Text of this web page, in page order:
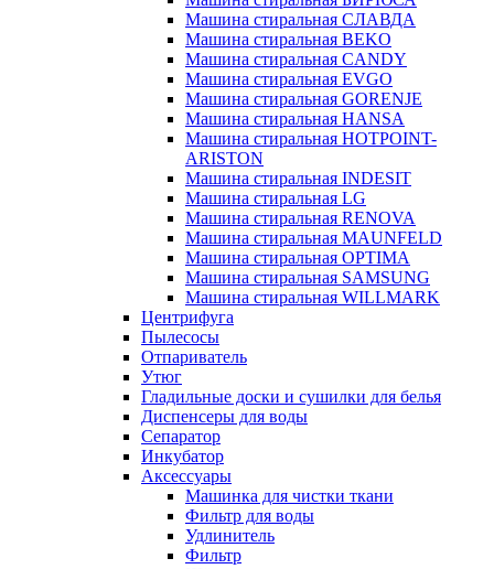
Машина стиральная СЛАВДА
Машина стиральная BEKO
Машина стиральная CANDY
Машина стиральная EVGO
Машина стиральная GORENJE
Машина стиральная HANSA
Машина стиральная HOTPOINT-
ARISTON
Машина стиральная INDESIT
Машина стиральная LG
Машина стиральная RENOVA
Машина стиральная MAUNFELD
Машина стиральная OPTIMA
Машина стиральная SAMSUNG
Машина стиральная WILLMARK
Центрифуга
Пылесосы
Отпариватель
Утюг
Гладильные доски и сушилки для белья
Диспенсеры для воды
Сепаратор
Инкубатор
Аксессуары
Машинка для чистки ткани
Фильтр для воды
Удлинитель
Фильтр